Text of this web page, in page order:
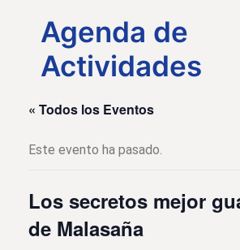
Agenda de
Actividades
« Todos los Eventos
Este evento ha pasado.
Los secretos mejor
de Malasaña